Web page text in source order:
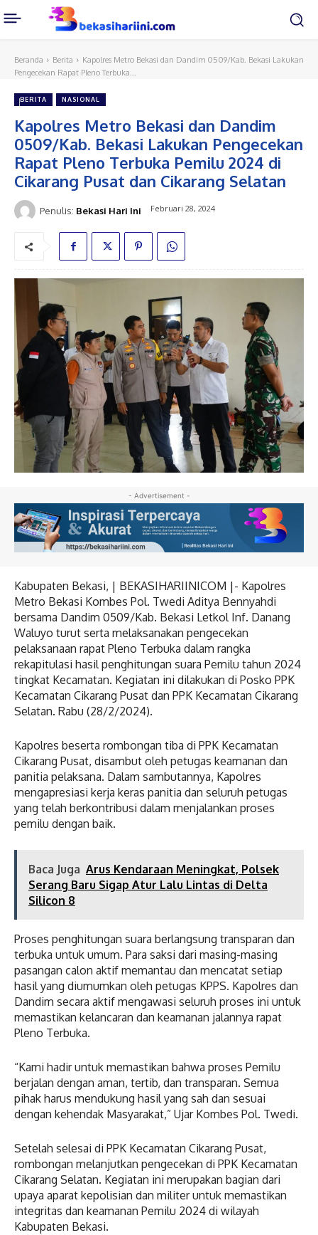
Beranda Berita
Kapolres Metro Bekasi dan Dandim 0509/Kab. Bekasi Lakukan
Pengecekan Rapat Pleno Terbuka...
BERITA NASIONAL
Kapolres Metro Bekasi dan Dandim
0509/Kab. Bekasi Lakukan Pengecekan
Rapat Pleno Terbuka Pemilu 2024 di
Cikarang Pusat dan Cikarang Selatan
Penulis: Bekasi Hari Ini Februari 28, 2024
- Advertisement -
Kabupaten Bekasi, | BEKASIHARIINICOM |- Kapolres
Metro Bekasi Kombes Pol. Twedi Aditya Bennyahdi
bersama Dandim 0509/Kab. Bekasi Letkol Inf. Danang
Waluyo turut serta melaksanakan pengecekan
pelaksanaan rapat Pleno Terbuka dalam rangka
rekapitulasi hasil penghitungan suara Pemilu tahun 2024
tingkat Kecamatan. Kegiatan ini dilakukan di Posko PPK
Kecamatan Cikarang Pusat dan PPK Kecamatan Cikarang
Selatan. Rabu (28/2/2024).
Kapolres beserta rombongan tiba di PPK Kecamatan
Cikarang Pusat, disambut oleh petugas keamanan dan
panitia pelaksana. Dalam sambutannya, Kapolres
mengapresiasi kerja keras panitia dan seluruh petugas
yang telah berkontribusi dalam menjalankan proses
pemilu dengan baik.
Baca Juga Arus Kendaraan Meningkat, Polsek
Serang Baru Sigap Atur Lalu Lintas di Delta
Silicon 8
Proses penghitungan suara berlangsung transparan dan
terbuka untuk umum. Para saksi dari masing-masing
pasangan calon aktif memantau dan mencatat setiap
hasil yang diumumkan oleh petugas KPPS. Kapolres dan
Dandim secara aktif mengawasi seluruh proses ini untuk
memastikan kelancaran dan keamanan jalannya rapat
Pleno Terbuka.
“Kami hadir untuk memastikan bahwa proses Pemilu
berjalan dengan aman, tertib, dan transparan. Semua
pihak harus mendukung hasil yang sah dan sesuai
dengan kehendak Masyarakat,” Ujar Kombes Pol. Twedi.
Setelah selesai di PPK Kecamatan Cikarang Pusat,
rombongan melanjutkan pengecekan di PPK Kecamatan
Cikarang Selatan. Kegiatan ini merupakan bagian dari
upaya aparat kepolisian dan militer untuk memastikan
integritas dan keamanan Pemilu 2024 di wilayah
Kabupaten Bekasi.